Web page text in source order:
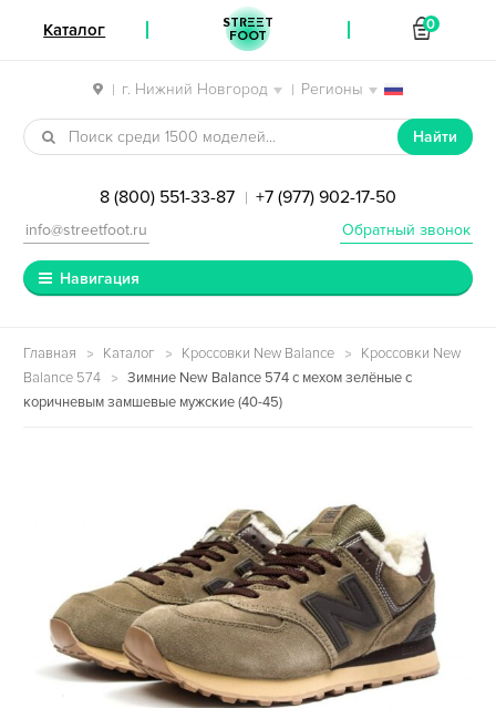
| г. Нижний Новгород | Регионы
Перейти к навигации
Перейти к содержимому
Найти
8 (800) 551-33-87 | +7 (977) 902-17-50
Обратный звонок
info@streetfoot.ru
Навигация
Главная Каталог Кроссовки New Balance
Кроссовки New
Balance 574
Зимние New Balance 574 с мехом зелёные с
коричневым замшевые мужские (40-45)
Каталог STREET
FOOT
0